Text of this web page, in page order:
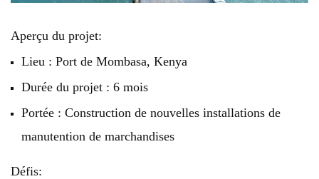
Aperçu du projet:
Lieu : Port de Mombasa, Kenya
Durée du projet : 6 mois
Portée : Construction de nouvelles installations de
manutention de marchandises
Défis: